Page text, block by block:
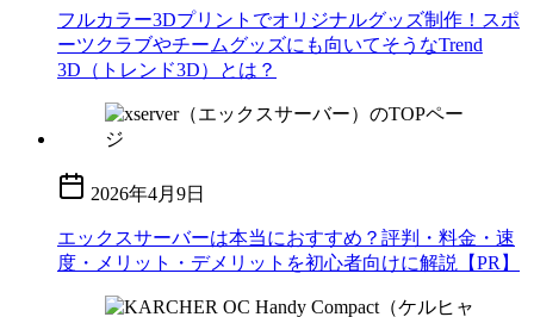
フルカラー3Dプリントでオリジナルグッズ制作！スポ
ーツクラブやチームグッズにも向いてそうなTrend
3D（トレンド3D）とは？
2026年4月9日
エックスサーバーは本当におすすめ？評判・料金・速
度・メリット・デメリットを初心者向けに解説【PR】